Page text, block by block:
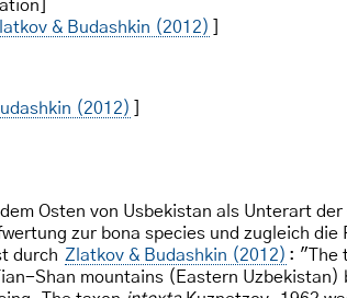
& Budashkin (2012)
(2012)
Osten von Usbekistan als Unterart
zur bona species und zugleich
durch Zlatkov & Budashkin (2012) : "The
Shan mountains (Eastern Uzbekistan)